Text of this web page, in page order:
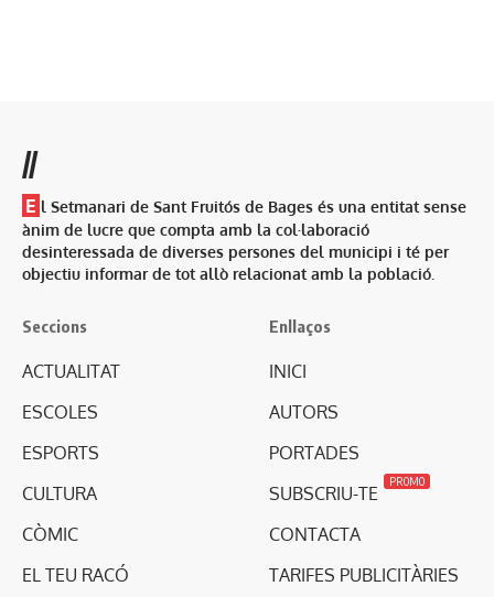
//
E l Setmanari de Sant Fruitós de Bages és una entitat sense
ànim de lucre que compta amb la col·laboració
desinteressada de diverses persones del municipi i té per
objectiu informar de tot allò relacionat amb la població.
Seccions
ACTUALITAT
ESCOLES
ESPORTS
CULTURA
CÒMIC
EL TEU RACÓ
Enllaços
INICI
AUTORS
PORTADES
SUBSCRIU-TE
PROMO
CONTACTA
TARIFES PUBLICITÀRIES